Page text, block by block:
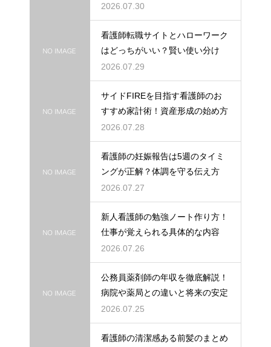
2026.07.30
看護師転職サイトとハローワーク
はどっちがいい？賢い使い分け
2026.07.29
サイドFIREを目指す看護師のお
すすめ家計術！資産形成の始め方
2026.07.28
看護師の妊娠報告は5週のタイミ
ングが正解？体調を守る伝え方
2026.07.27
新人看護師の勉強ノート作り方！
仕事が覚えられる具体的な内容
2026.07.26
公務員薬剤師の年収を徹底解説！
病院や薬局との違いと将来の安定
2026.07.25
看護師の清潔感ある前髪のまとめ